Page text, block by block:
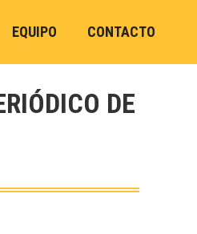
EQUIPO CONTACTO
DE